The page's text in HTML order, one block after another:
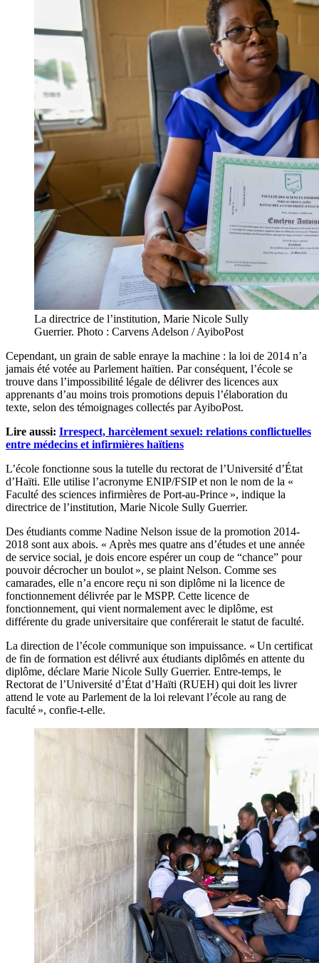
La directrice de l’institution, Marie Nicole Sully
Guerrier. Photo : Carvens Adelson / AyiboPost
Cependant, un grain de sable enraye la machine : la loi de 2014 n’a
jamais été votée au Parlement haïtien. Par conséquent, l’école se
trouve dans l’impossibilité légale de délivrer des licences aux
apprenants d’au moins trois promotions depuis l’élaboration du
texte, selon des témoignages collectés par AyiboPost.
Lire aussi: Irrespect, harcèlement sexuel: relations conflictuelles
entre médecins et infirmières haïtiens
L’école fonctionne sous la tutelle du rectorat de l’Université d’État
d’Haïti. Elle utilise l’acronyme ENIP/FSIP et non le nom de la «
Faculté des sciences infirmières de Port-au-Prince », indique la
directrice de l’institution, Marie Nicole Sully Guerrier.
Des étudiants comme Nadine Nelson issue de la promotion 2014-
2018 sont aux abois. « Après mes quatre ans d’études et une année
de service social, je dois encore espérer un coup de “chance” pour
pouvoir décrocher un boulot », se plaint Nelson. Comme ses
camarades, elle n’a encore reçu ni son diplôme ni la licence de
fonctionnement délivrée par le MSPP. Cette licence de
fonctionnement, qui vient normalement avec le diplôme, est
différente du grade universitaire que conférerait le statut de faculté.
La direction de l’école communique son impuissance. « Un certificat
de fin de formation est délivré aux étudiants diplômés en attente du
diplôme, déclare Marie Nicole Sully Guerrier. Entre-temps, le
Rectorat de l’Université d’État d’Haïti (RUEH) qui doit les livrer
attend le vote au Parlement de la loi relevant l’école au rang de
faculté », confie-t-elle.